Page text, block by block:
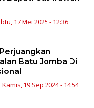
17 Mei 2025 - 12:36
Batu Jomba Di
Kamis, 19 Sep 2024 - 14:54